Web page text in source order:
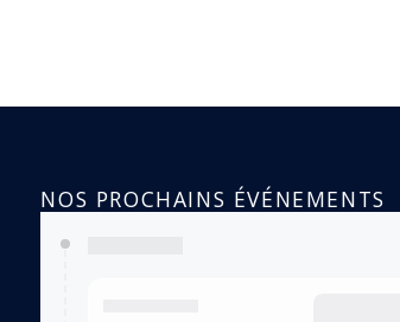
NOS PROCHAINS ÉVÉNEMENTS